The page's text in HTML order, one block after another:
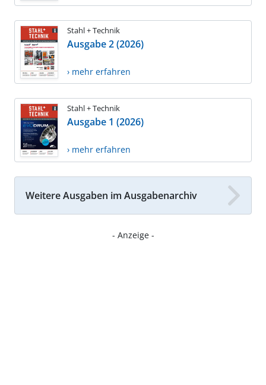
Stahl + Technik
Ausgabe 2 (2026)
› mehr erfahren
Stahl + Technik
Ausgabe 1 (2026)
› mehr erfahren
Weitere Ausgaben im Ausgabenarchiv
- Anzeige -